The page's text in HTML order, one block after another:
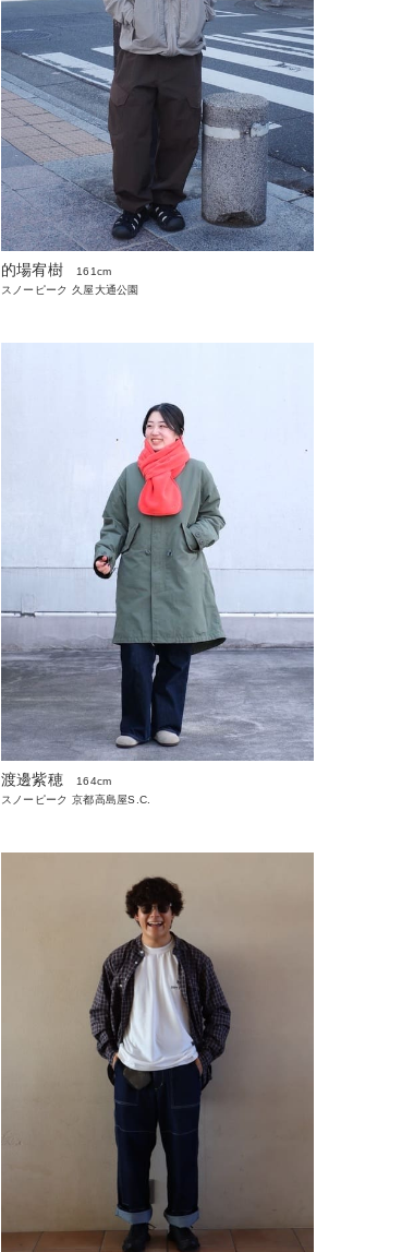
的場宥樹
161cm
スノーピーク 久屋大通公園
渡邊紫穂
164cm
スノーピーク 京都高島屋S.C.